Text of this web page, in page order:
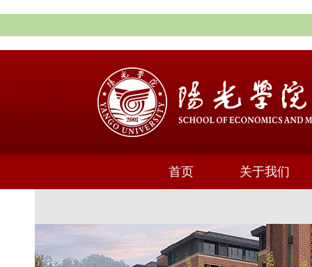
首页 关于我们